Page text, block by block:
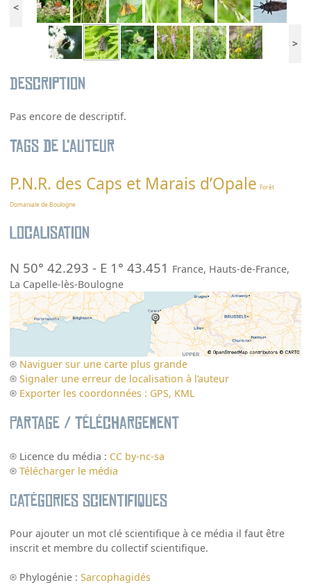
<
>
Description
Pas encore de descriptif.
Tags de l’auteur
P.N.R. des Caps et Marais d’Opale Forêt
Domaniale de Boulogne
Localisation
N 50° 42.293 - E 1° 43.451 France, Hauts-de-France,
La Capelle-lès-Boulogne
Naviguer sur une carte plus grande
Signaler une erreur de localisation à l’auteur
Exporter les coordonnées : GPS, KML
Partage / Téléchargement
Licence du média : CC by-nc-sa
Télécharger le média
Catégories scientifiques
Pour ajouter un mot clé scientifique à ce média il faut être
inscrit et membre du collectif scientifique.
Phylogénie :Sarcophagidés